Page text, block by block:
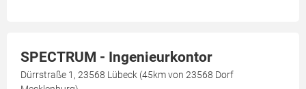
SPECTRUM - Ingenieurkontor
Dürrstraße 1, 23568 Lübeck (45km von 23568 Dorf